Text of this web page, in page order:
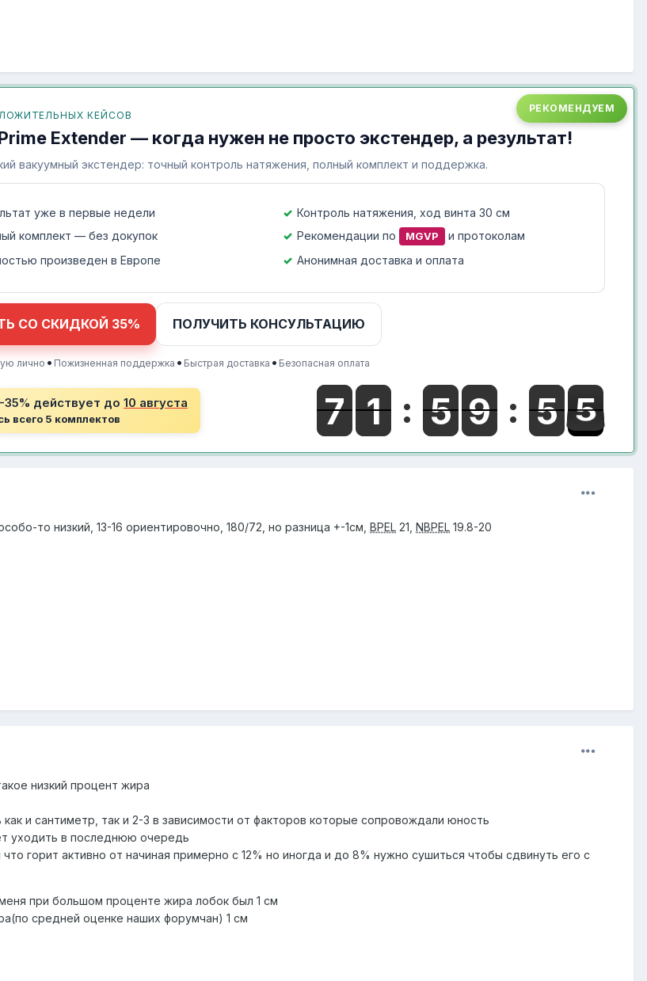
РЕКОМЕНДУЕМ
КЕЙСОВ
Extender — когда нужен не просто экстендер, а результат!
вакуумный экстендер: точный контроль натяжения, полный комплект и поддержка.
уже в первые недели
Контроль натяжения, ход винта 30 см
комплект — без докупок
Рекомендации по MGVP
и протоколам
произведен в Европе
Анонимная доставка и оплата
СО СКИДКОЙ 35% ПОЛУЧИТЬ КОНСУЛЬТАЦИЮ
лично • Пожизненная поддержка • Быстрая доставка • Безопасная оплата
35% действует до 10 августа
всего 5 комплектов
то низкий, 13-16 ориентировочно, 180/72, но разница +-1см, BPEL 21, NBPEL 19.8-20
низкий процент жира
и сантиметр, так и 2-3 в зависимости от факторов которые сопровождали юность
уходить в последнюю очередь
горит активно от начиная примерно с 12% но иногда и до 8% нужно сушиться чтобы сдвинуть его с
при большом проценте жира лобок был 1 см
средней оценке наших форумчан) 1 см